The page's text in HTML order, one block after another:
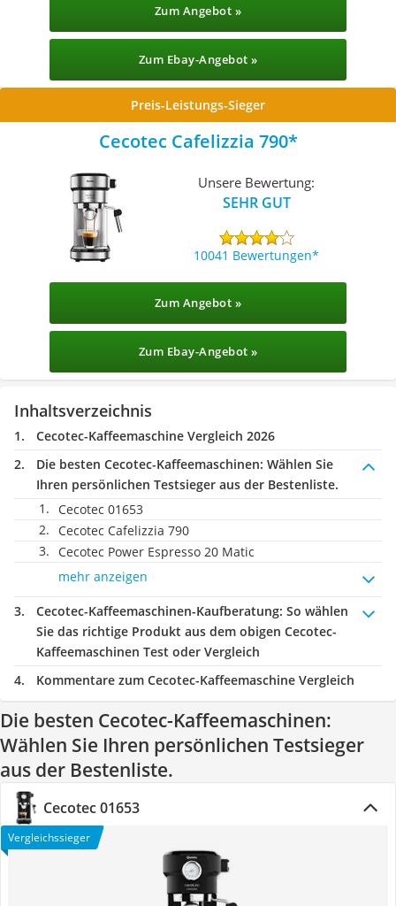
Zum Angebot »
Zum Ebay-Angebot »
Preis-Leistungs-Sieger
Cecotec Cafelizzia 790
Unsere Bewertung:
SEHR GUT
10041 Bewertungen
Zum Angebot »
Zum Ebay-Angebot »
Inhaltsverzeichnis
Cecotec-Kaffeemaschine Vergleich 2026
Die besten Cecotec-Kaffeemaschinen: Wählen Sie
Ihren persönlichen Testsieger aus der Bestenliste.
Cecotec 01653
Cecotec Cafelizzia 790
Cecotec Power Espresso 20 Matic
mehr anzeigen
Cecotec-Kaffeemaschinen-Kaufberatung: So wählen
Sie das richtige Produkt aus dem obigen Cecotec-
Kaffeemaschinen Test oder Vergleich
Kommentare zum Cecotec-Kaffeemaschine Vergleich
Die besten Cecotec-Kaffeemaschinen:
Wählen Sie Ihren persönlichen Testsieger
aus der Bestenliste.
Cecotec 01653
Vergleichssieger